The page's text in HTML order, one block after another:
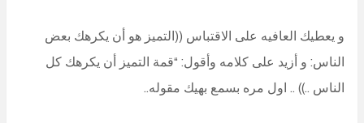
و يعطيك العافيه على الاقتباس ((التميز هو أن يكرهك بعض
الناس: و أزيد على كلامه وأقول: “قمة التميز أن يكرهك كل
الناس ..)) .. اول مره بسمع بهيك مقوله..